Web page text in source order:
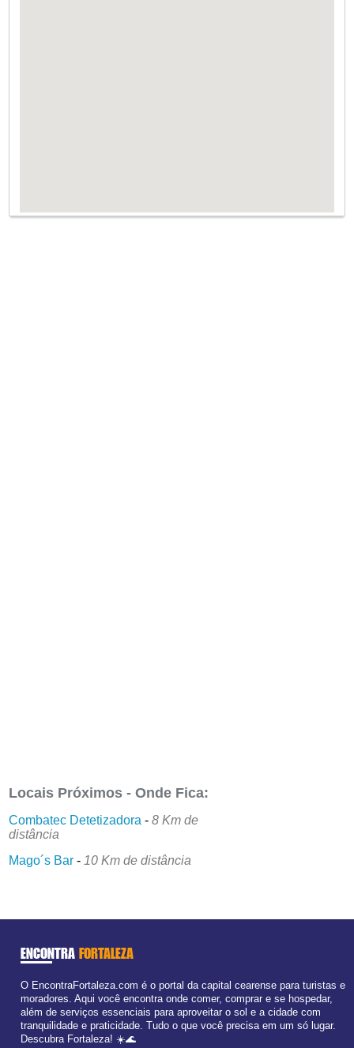
Locais Próximos - Onde Fica:
Combatec Detetizadora -8 Km de
distância
Mago´s Bar - 10 Km de distância
ENCONTRA FORTALEZA
O EncontraFortaleza.com é o portal da capital cearense para turistas e
moradores. Aqui você encontra onde comer, comprar e se hospedar,
além de serviços essenciais para aproveitar o sol e a cidade com
tranquilidade e praticidade. Tudo o que você precisa em um só lugar.
Descubra Fortaleza! ☀️🌊